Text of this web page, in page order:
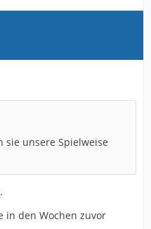
sie unsere Spielweise
in den Wochen zuvor